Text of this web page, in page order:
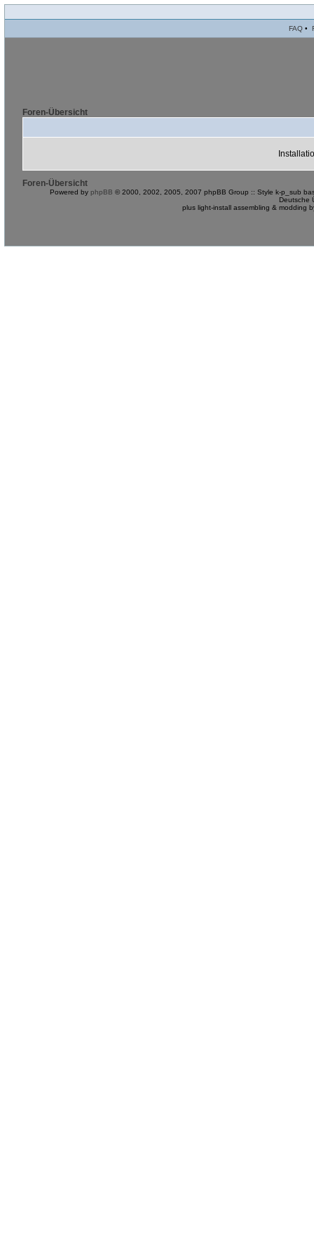
FAQ •
Foren-Übersicht
Foren-Übersicht
Powered by phpBB © 2000, 2002, 2005, 2007 phpBB Group :: Style k-p_sub
Deutsche
plus light-install assembling & modding